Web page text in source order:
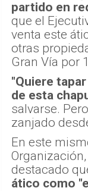
"No tiene
partido en
que el
venta este
otras
Gran Vía por
"Quiere
de esta
salvarse.
zanjado
En este
destacado